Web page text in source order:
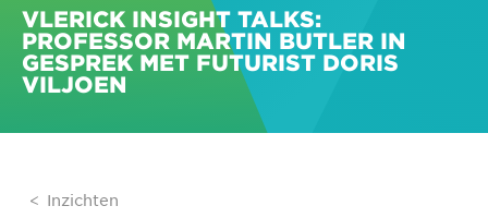
VLERICK INSIGHT TALKS:
PROFESSOR MARTIN BUTLER IN
GESPREK MET FUTURIST DORIS
VILJOEN
Inzichten